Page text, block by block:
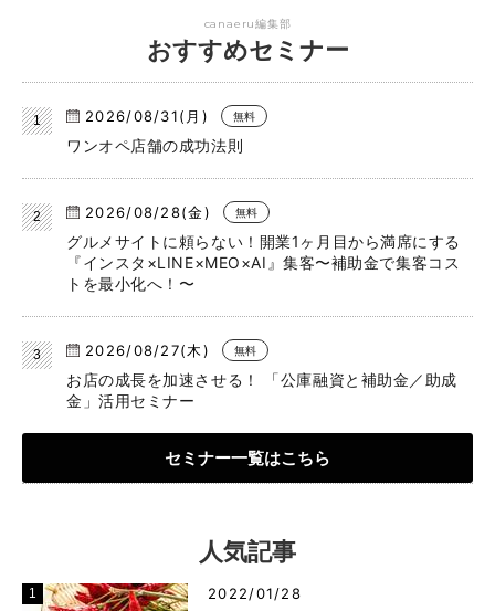
canaeru編集部
おすすめセミナー
2026/08/31(月) 無料
ワンオペ店舗の成功法則
2026/08/28(金) 無料
グルメサイトに頼らない！開業1ヶ月目から満席にする
『インスタ×LINE×MEO×AI』集客〜補助金で集客コス
トを最小化へ！〜
2026/08/27(木) 無料
お店の成長を加速させる！ 「公庫融資と補助金／助成
金」活用セミナー
セミナー一覧はこちら
人気記事
2022/01/28